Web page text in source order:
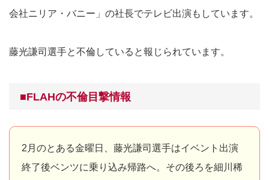
会社ニリア・バニー」の社長でテレビ出演もしています。
藤光謙司選手と不倫していると報じられています。
■FLAHの不倫目撃情報
2月のとある金曜日、藤光謙司選手はイベント出演
終了後ベンツに乗り込み帰路へ。その後ろを細川稀